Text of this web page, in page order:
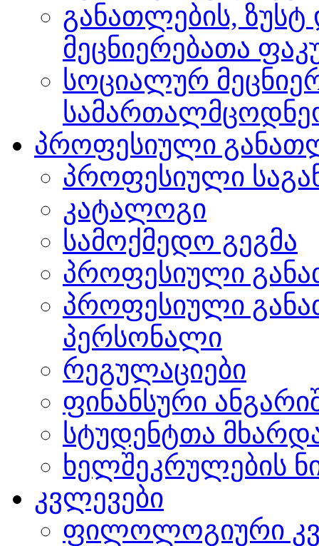
განათლების, ზუსტ
მეცნიერებათა
სოციალურ
პროფესიული
პროფესიული
კატალოგი
სამოქმედო გეგმა
პროფესიული
პროფესიული
პერსონალი
რეგულაციები
ფინანსური
სტუდენტთა
ხელშეკრულების
კვლევები
ფილოლოგიური